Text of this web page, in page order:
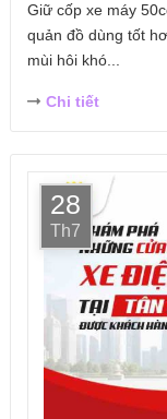
Giữ cốp xe máy
quản đồ dùng tốt
mùi hôi khó...
Chi tiết
28
Th7